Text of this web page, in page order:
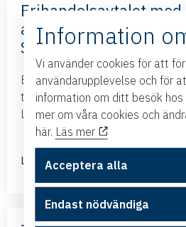
Frihandelsavtalet
affärsmöjligheter –
Sweden
Business Swedens kontor i
tillsammans med ambassadören
Linköping och presenterar det
Läs mer
Information
Vi använder cookies för att
användarupplevelse och för
information om ditt besök hos
mer om våra cookies och
här. Läs mer
Acceptera alla
Endast nödvändiga